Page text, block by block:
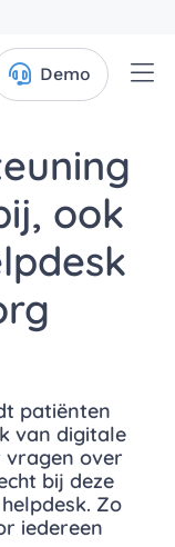
Demo
ook
patiënten
van digitale
vragen over
bij deze
Zo
iedereen